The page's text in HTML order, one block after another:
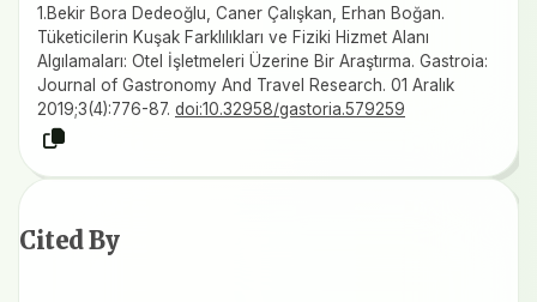
1.Bekir Bora Dedeoğlu, Caner Çalışkan, Erhan Boğan.
Tüketicilerin Kuşak Farklılıkları ve Fiziki Hizmet Alanı
Algılamaları: Otel İşletmeleri Üzerine Bir Araştırma. Gastroia:
Journal of Gastronomy And Travel Research. 01 Aralık
2019;3(4):776-87. doi:10.32958/gastoria.579259
Cited By